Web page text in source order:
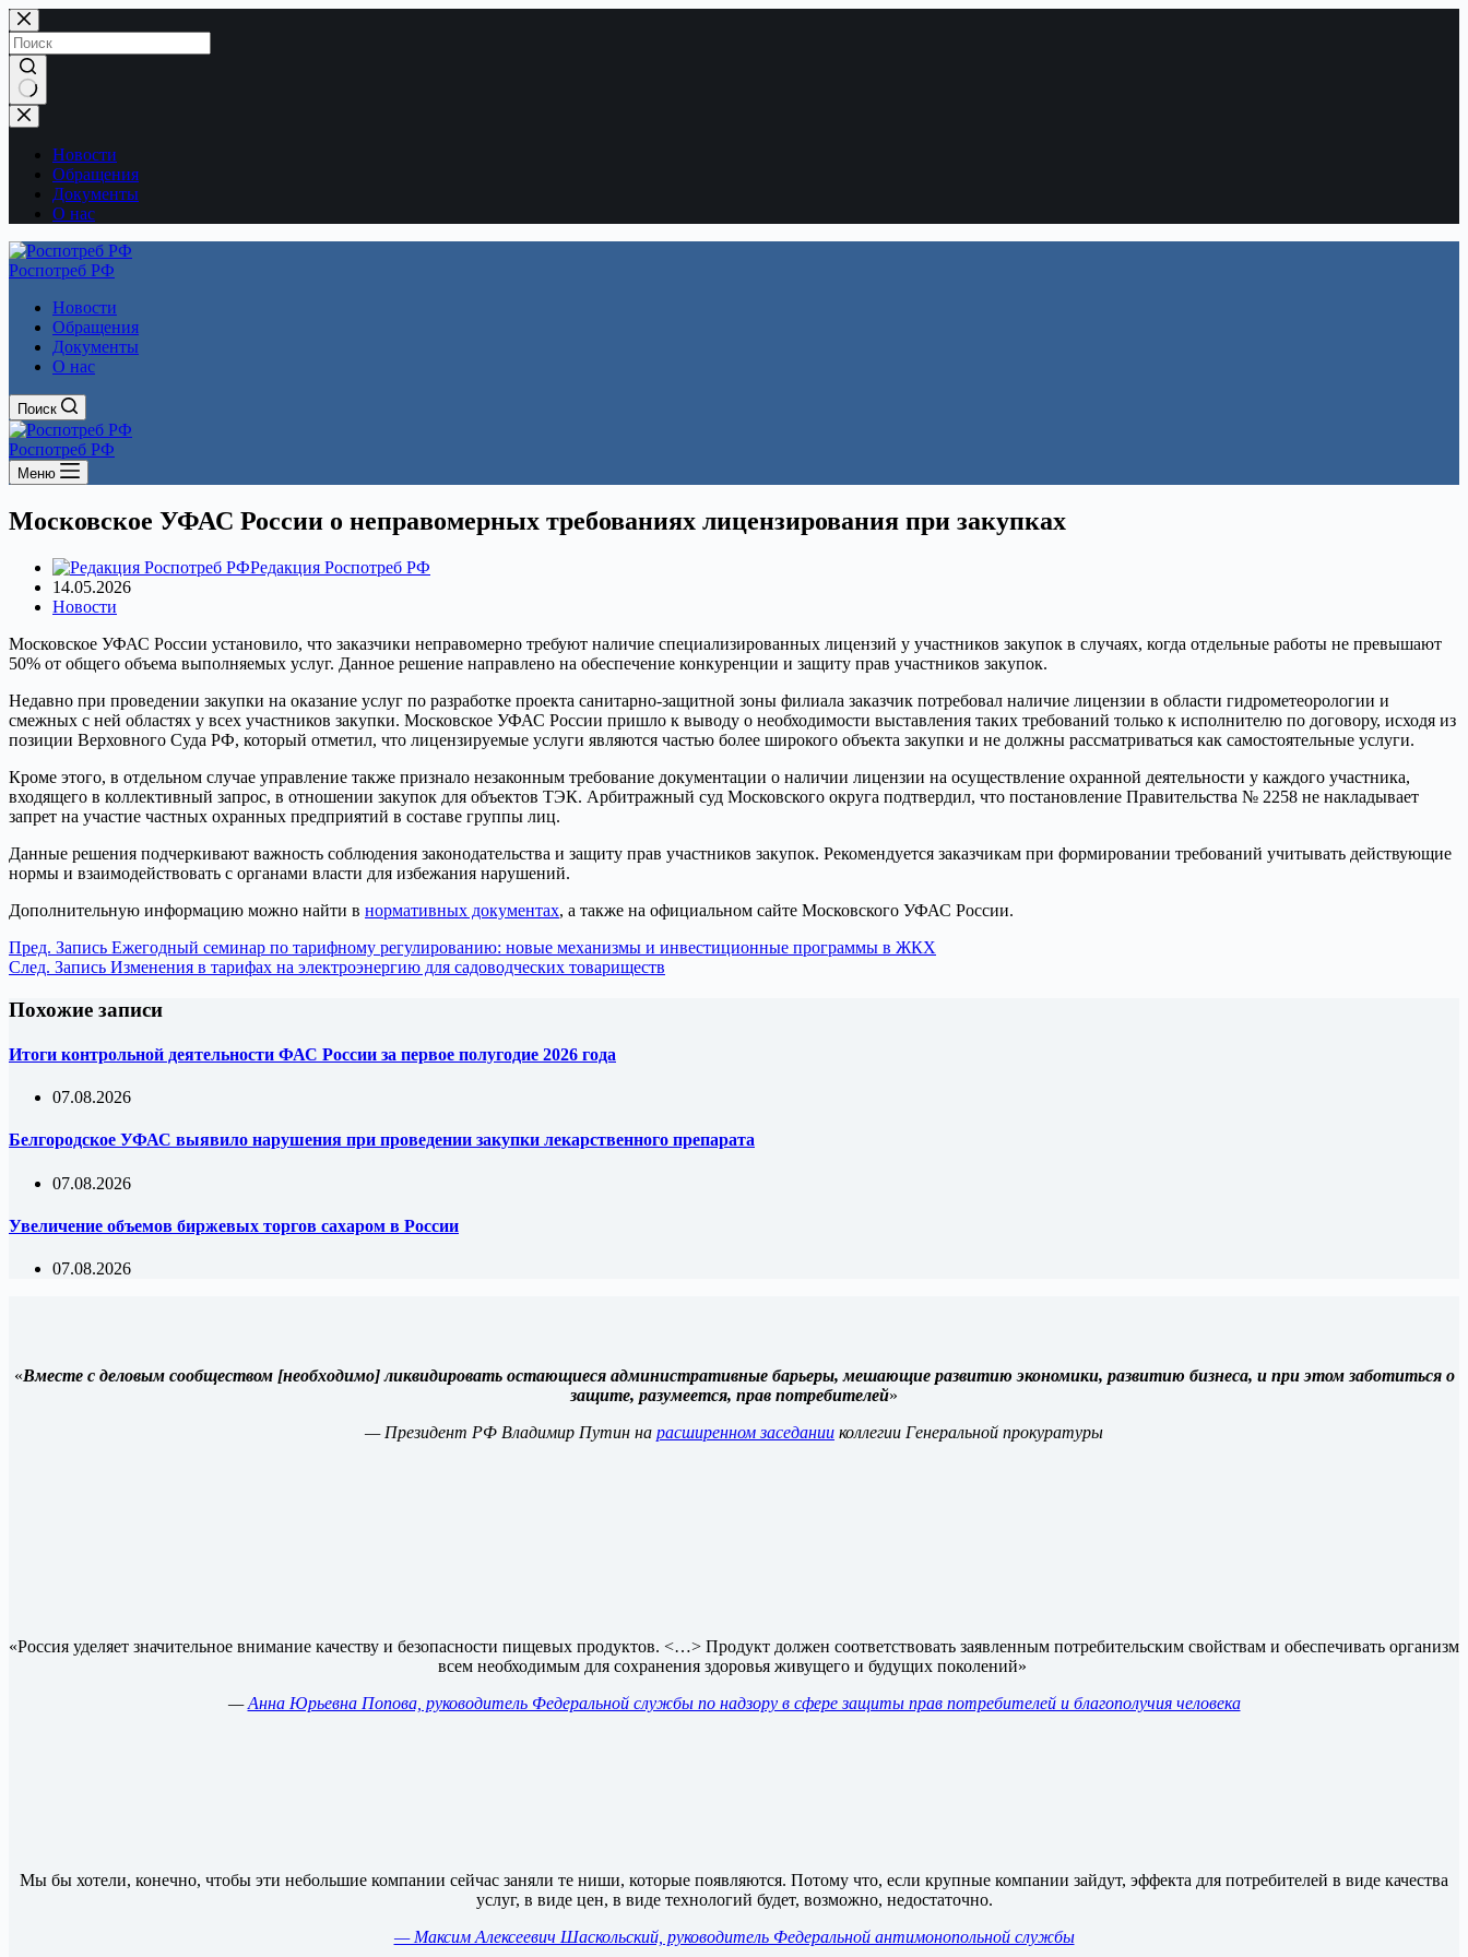
Перейти
к
сути
Ничего
не
найденоНовости
Обращения
Документы
О нас
Роспотреб РФ
Новости
Обращения
Документы
О нас
Поиск
Роспотреб РФ
Меню
Московское УФАС России о неправомерных требованиях лицензирования при закупках
Редакция Роспотреб РФ
14.05.2026
Новости
Московское УФАС России установило, что заказчики неправомерно требуют наличие специализированных лицензий у участников закупок в случаях, когда отдельные работы не превышают
50% от общего объема выполняемых услуг. Данное решение направлено на обеспечение конкуренции и защиту прав участников закупок.
Недавно при проведении закупки на оказание услуг по разработке проекта санитарно-защитной зоны филиала заказчик потребовал наличие лицензии в области гидрометеорологии и
смежных с ней областях у всех участников закупки. Московское УФАС России пришло к выводу о необходимости выставления таких требований только к исполнителю по договору, исходя из
позиции Верховного Суда РФ, который отметил, что лицензируемые услуги являются частью более широкого объекта закупки и не должны рассматриваться как самостоятельные услуги.
Кроме этого, в отдельном случае управление также признало незаконным требование документации о наличии лицензии на осуществление охранной деятельности у каждого участника,
входящего в коллективный запрос, в отношении закупок для объектов ТЭК. Арбитражный суд Московского округа подтвердил, что постановление Правительства № 2258 не накладывает
запрет на участие частных охранных предприятий в составе группы лиц.
Данные решения подчеркивают важность соблюдения законодательства и защиту прав участников закупок. Рекомендуется заказчикам при формировании требований учитывать действующие
нормы и взаимодействовать с органами власти для избежания нарушений.
Дополнительную информацию можно найти в нормативных документах, а также на официальном сайте Московского УФАС России.
Пред. Запись Ежегодный семинар по тарифному регулированию: новые механизмы и инвестиционные программы в ЖКХ
След. Запись Изменения в тарифах на электроэнергию для садоводческих товариществ
Похожие записи
Итоги контрольной деятельности ФАС России за первое полугодие 2026 года
07.08.2026
Белгородское УФАС выявило нарушения при проведении закупки лекарственного препарата
07.08.2026
Увеличение объемов биржевых торгов сахаром в России
07.08.2026
«Вместе с деловым сообществом [необходимо] ликвидировать остающиеся административные барьеры, мешающие развитию экономики, развитию бизнеса, и при этом заботиться о
защите, разумеется, прав потребителей»
— Президент РФ Владимир Путин на расширенном заседании коллегии Генеральной прокуратуры
«Россия уделяет значительное внимание качеству и безопасности пищевых продуктов. <…> Продукт должен соответствовать заявленным потребительским свойствам и обеспечивать организм
всем необходимым для сохранения здоровья живущего и будущих поколений»
—Анна Юрьевна Попова, руководитель Федеральной службы по надзору в сфере защиты прав потребителей и благополучия человека
Мы бы хотели, конечно, чтобы эти небольшие компании сейчас заняли те ниши, которые появляются. Потому что, если крупные компании зайдут, эффекта для потребителей в виде качества
услуг, в виде цен, в виде технологий будет, возможно, недостаточно.
— Максим Алексеевич Шаскольский, руководитель Федеральной антимонопольной службы